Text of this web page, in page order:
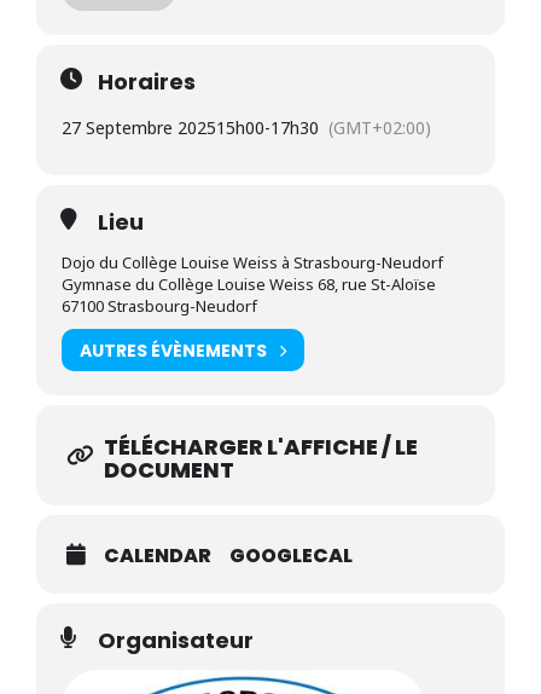
organise un stage de Formation Technique et
Pédagogique (FTP) accessible aux pratiquants à partir du
Sous la direction de Jean Cavarelli – 7e dan, Délégué
Technique Fédéral
Programme
– Aikibudo : Gaeshi waza, Buki dori
– Kobudo : Omote waza, So-jutsu
Organisé par :www.aikibudo-strasbourg.fr
Horaires
27 Septembre 202515h00-17h30 (GMT+02:00)
Lieu
Dojo du Collège Louise Weiss à Strasbourg-Neudorf
Gymnase du Collège Louise Weiss 68, rue St-Aloïse
67100 Strasbourg-Neudorf
AUTRES ÉVÈNEMENTS
TÉLÉCHARGER L'AFFICHE / LE
DOCUMENT
CALENDAR GOOGLECAL
Organisateur